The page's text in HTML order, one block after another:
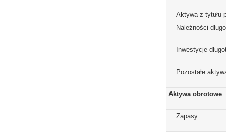
Aktywa z tytułu
Należności
Inwestycje
Pozostałe
Aktywa obrotowe
Zapasy